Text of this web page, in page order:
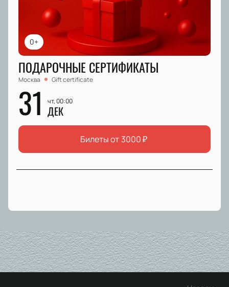
0+
ПОДАРОЧНЫЕ СЕРТИФИКАТЫ
Москва Gift certificate
31 чт, 00:00
ДЕК
Билеты от 3000₽